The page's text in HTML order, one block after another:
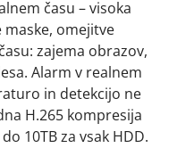
času – visoka
omejitve
zajema obrazov,
Alarm v realnem
in detekcijo ne
H.265 kompresija
10TB za vsak HDD.